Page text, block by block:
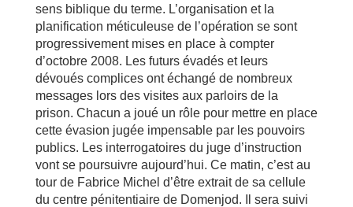
sens biblique du terme. L’organisation et la
planification méticuleuse de l’opération se sont
progressivement mises en place à compter
d’octobre 2008. Les futurs évadés et leurs
dévoués complices ont échangé de nombreux
messages lors des visites aux parloirs de la
prison. Chacun a joué un rôle pour mettre en place
cette évasion jugée impensable par les pouvoirs
publics. Les interrogatoires du juge d’instruction
vont se poursuivre aujourd’hui. Ce matin, c’est au
tour de Fabrice Michel d’être extrait de sa cellule
du centre pénitentiaire de Domenjod. Il sera suivi